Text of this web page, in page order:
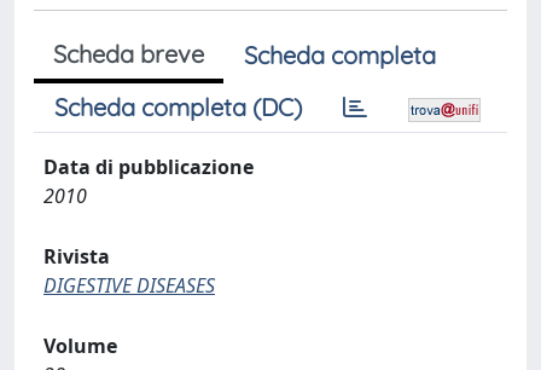
Scheda breve
Scheda completa
Scheda completa (DC)
Data di pubblicazione
2010
Rivista
DIGESTIVE DISEASES
Volume